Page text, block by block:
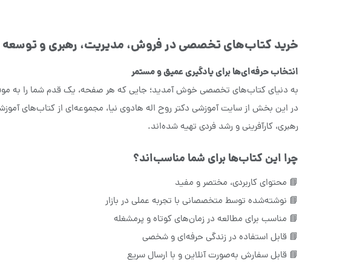
خرید کتاب‌های تخصصی در فروش، مدیریت، رهبری و توسعه
انتخاب حرفه‌ای‌ها برای یادگیری عمیق و مستمر
به دنیای کتاب‌های تخصصی خوش آمدید؛ جایی که هر صفحه، یک قدم شما را به
در این بخش از سایت آموزشی دکتر روح اله هادوی نیا، مجموعه‌ای از کتاب‌های
رهبری، کارآفرینی و رشد فردی تهیه شده‌اند.
چرا این کتاب‌ها برای شما مناسب‌اند؟
📘 محتوای کاربردی، مختصر و مفید
📘 نوشته‌شده توسط متخصصانی با تجربه عملی در بازار
📘 مناسب برای مطالعه در زمان‌های کوتاه و پرمشغله
📘 قابل استفاده در زندگی حرفه‌ای و شخصی
📘 قابل سفارش به‌صورت آنلاین و با ارسال سریع